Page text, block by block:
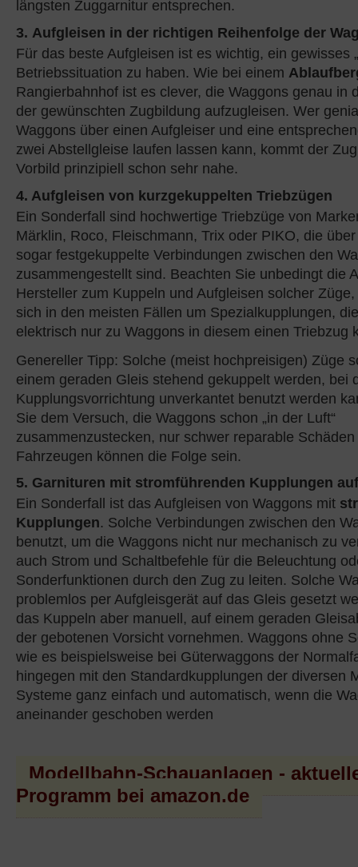
längsten Zuggarnitur entsprechen.
3. Aufgleisen in der richtigen Reihenfolge der
Für das beste Aufgleisen ist es wichtig, ein gewisses
Betriebssituation zu haben. Wie bei einem
Rangierbahnhof ist es clever, die Waggons genau in
der gewünschten Zugbildung aufzugleisen. Wer
Waggons über einen Aufgleiser und eine
zwei Abstellgleise laufen lassen kann, kommt der
Vorbild prinzipiell schon sehr nahe.
4. Aufgleisen von kurzgekuppelten Triebzügen
Ein Sonderfall sind hochwertige Triebzüge von
Märklin, Roco, Fleischmann, Trix oder PIKO, die
sogar festgekuppelte Verbindungen zwischen den
zusammengestellt sind. Beachten Sie unbedingt die
Hersteller zum Kuppeln und Aufgleisen solcher
sich in den meisten Fällen um Spezialkupplungen,
elektrisch nur zu Waggons in diesem einen Triebzug
Genereller Tipp: Solche (meist hochpreisigen) Züge
einem geraden Gleis stehend gekuppelt werden, bei
Kupplungsvorrichtung unverkantet benutzt werden
Sie dem Versuch, die Waggons schon „in der Luft“
zusammenzustecken, nur schwer reparable
Fahrzeugen können die Folge sein.
5. Garnituren mit stromführenden Kupplungen
Ein Sonderfall ist das Aufgleisen von Waggons mit
Kupplungen. Solche Verbindungen zwischen den
benutzt, um die Waggons nicht nur mechanisch zu
auch Strom und Schaltbefehle für die Beleuchtung
Sonderfunktionen durch den Zug zu leiten. Solche
problemlos per Aufgleisgerät auf das Gleis gesetzt
das Kuppeln aber manuell, auf einem geraden
der gebotenen Vorsicht vornehmen. Waggons ohne
wie es beispielsweise bei Güterwaggons der
hingegen mit den Standardkupplungen der diversen
Systeme ganz einfach und automatisch, wenn die
aneinander geschoben werden
Modellbahn-Schauanlagen -
Programm bei amazon.de